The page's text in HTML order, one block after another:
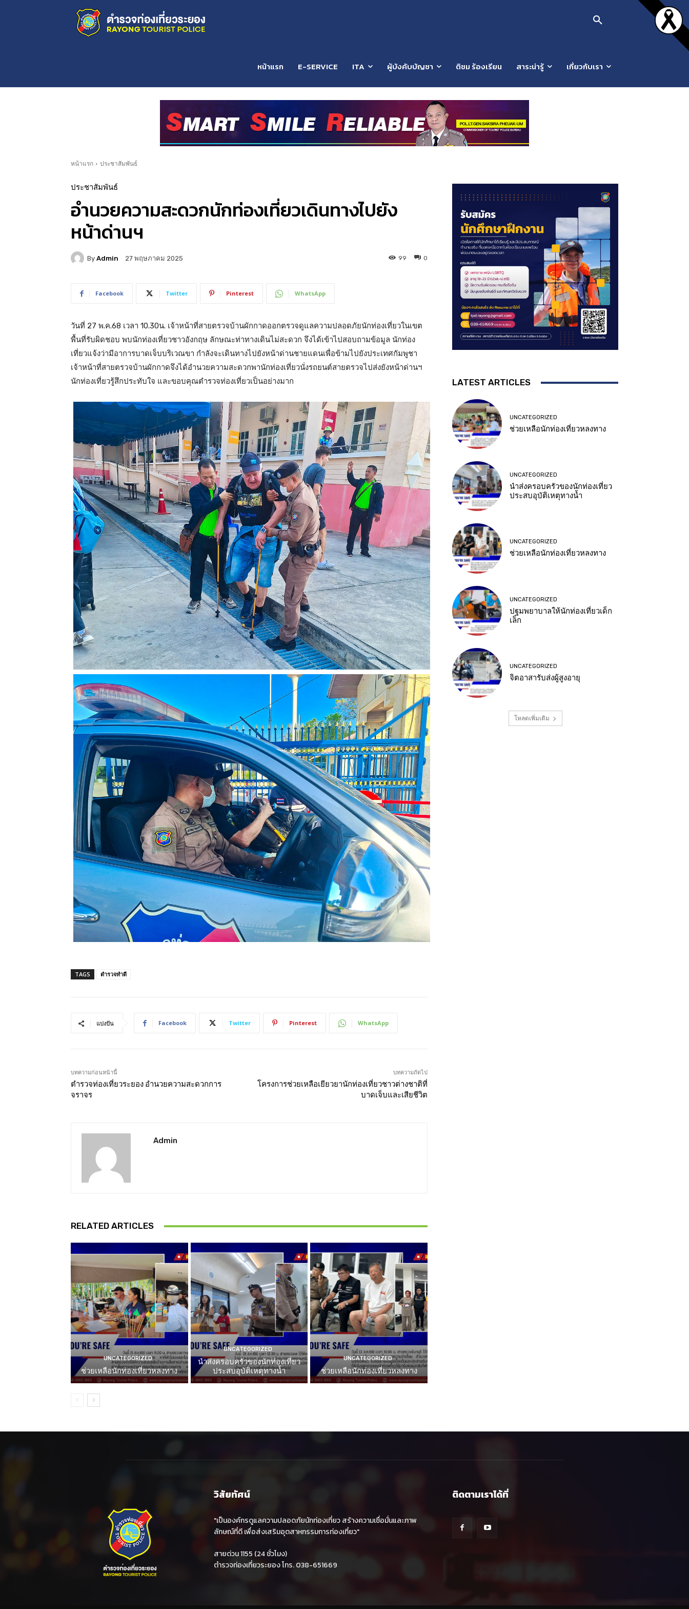
หน้าแรก E-SERVICE ITA ผู้บังคับบัญชา ติชม ร้องเรียน สาระน่ารู้ เกี่ยวกับเรา
หน้าแรก ประชาสัมพันธ์
ประชาสัมพันธ์
อำนวยความสะดวกนักท่องเที่ยวเดินทางไปยัง
หน้าด่านฯ
By Admin 27 พฤษภาคม 2025 0
99
Facebook Twitter Pinterest WhatsApp
วันที่ 27 พ.ค.68 เวลา 10.30น. เจ้าหน้าที่สายตรวจบ้านผักกาดออกตรวจดูแลความปลอดภัยนักท่องเที่ยวในเขต
พื้นที่รับผิดชอบ พบนักท่องเที่ยวชาวอังกฤษ ลักษณะท่าทางเดินไม่สะดวก จึงได้เข้าไปสอบถามข้อมูล นักท่อง
เที่ยวแจ้งว่ามีอาการบาดเจ็บบริเวณขา กำลังจะเดินทางไปยังหน้าด่านชายแดนเพื่อข้ามไปยังประเทศกัมพูชา
เจ้าหน้าที่สายตรวจบ้านผักกาดจึงได้อำนวยความสะดวกพานักท่องเที่ยวนั่งรถยนต์สายตรวจไปส่งยังหน้าด่านฯ
นักท่องเที่ยวรู้สึกประทับใจ และขอบคุณตำรวจท่องเที่ยวเป็นอย่างมาก
TAGS ตำรวจทำดี
แบ่งปัน Facebook Twitter Pinterest WhatsApp
บทความก่อนหน้านี้
ตำรวจท่องเที่ยวระยอง อำนวยความสะดวกการ
จราจร
บทความถัดไป
โครงการช่วยเหลือเยียวยานักท่องเที่ยวชาวต่างชาติที่
บาดเจ็บและเสียชีวิต
Admin
RELATED ARTICLES
UNCATEGORIZED
ช่วยเหลือนักท่องเที่ยวหลงทาง
UNCATEGORIZED
นำส่งครอบครัวของนักท่องเที่ยว
ประสบอุบัติเหตุทางน้ำ
UNCATEGORIZED
ช่วยเหลือนักท่องเที่ยวหลงทาง
LATEST ARTICLES
UNCATEGORIZED
ช่วยเหลือนักท่องเที่ยวหลงทาง
UNCATEGORIZED
นำส่งครอบครัวของนักท่องเที่ยว
ประสบอุบัติเหตุทางน้ำ
UNCATEGORIZED
ช่วยเหลือนักท่องเที่ยวหลงทาง
UNCATEGORIZED
ปฐมพยาบาลให้นักท่องเที่ยวเด็ก
เล็ก
UNCATEGORIZED
จิตอาสารับส่งผู้สูงอายุ
โหลดเพิ่มเติม
วิสัยทัศน์
"เป็นองค์กรดูแลความปลอดภัยนักท่องเที่ยว สร้างความเชื่อมั่นและภาพ
ลักษณ์ที่ดี เพื่อส่งเสริมอุตสาหกรรมการท่องเที่ยว"
สายด่วน 1155 (24 ชั่วโมง)
ตำรวจท่องเที่ยวระยอง โทร. 038-651669
ติดตามเราได้ที่